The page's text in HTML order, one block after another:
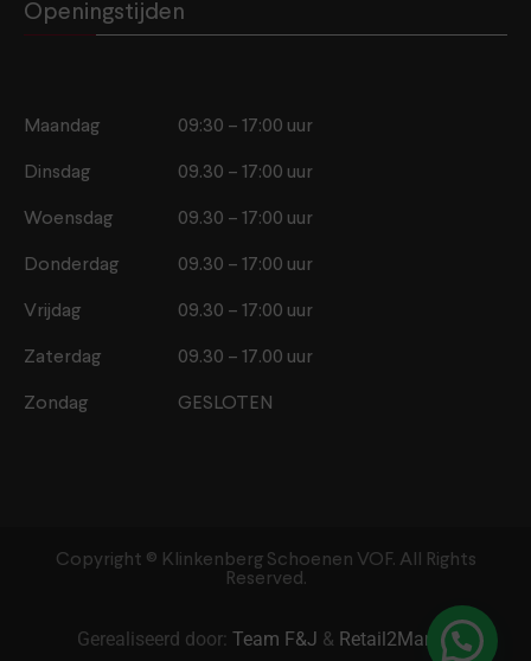
Openingstijden
Maandag 09:30 – 17:00 uur
Dinsdag 09.30 – 17:00 uur
Woensdag 09.30 – 17:00 uur
Donderdag 09.30 – 17:00 uur
Vrijdag 09.30 – 17:00 uur
Zaterdag 09.30 – 17.00 uur
Zondag GESLOTEN
Copyright ©️ Klinkenberg Schoenen VOF. All Rights
Reserved.
Gerealiseerd door: Team F&J & Retail2Market